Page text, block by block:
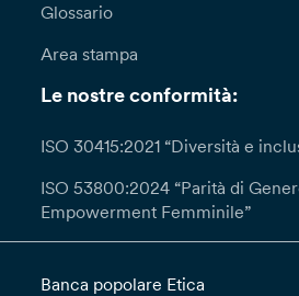
Glossario
Area stampa
Le nostre conformità:
ISO 30415:2021 “Diversità e
ISO 53800:2024 “Parità di
Empowerment Femminile”
Banca popolare Etica